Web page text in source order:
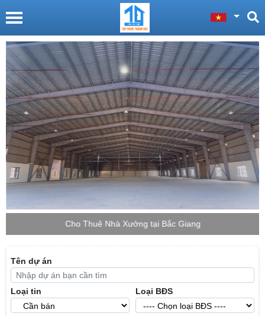
Cho Thuê Nhà Xưởng tại Bắc Giang
Tên dự án
Loại tin Loại BĐS